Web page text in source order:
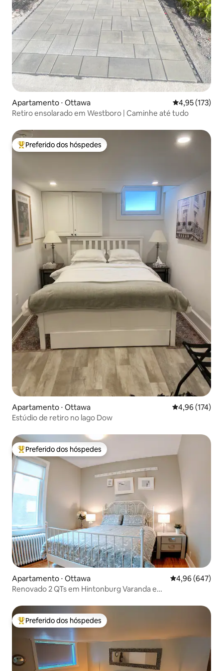
Apartamento ⋅ Ottawa 4,95 de uma
4,95 (173)
Retiro ensolarado em Westboro | Caminhe até tudo
Entre os melhores preferidos dos hóspedes
Preferido dos hóspedes
Apartamento ⋅ Ottawa 4,96 de uma
4,96 (174)
Estúdio de retiro no lago Dow
Entre os melhores preferidos dos hóspedes
Preferido dos hóspedes
Apartamento ⋅ Ottawa 4,96 de uma
4,96 (647)
Renovado 2 QTs em Hintonburg Varanda e
Entre os melhores preferidos dos hóspedes
Preferido dos hóspedes